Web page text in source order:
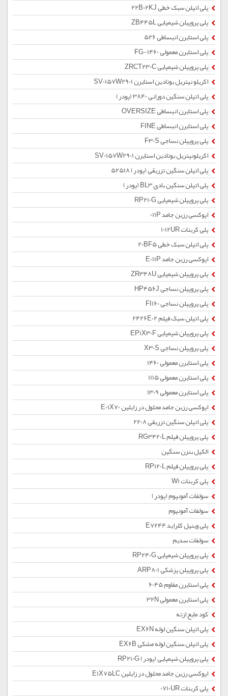
پلی اتیلن سبک خطی 22B02KJ
پلی پروپیلن شیمیایی ZB445L
پلی استایرن انبساطی 526
پلی استایرن معمولی 1460-FG
پلی پروپیلن شیمیایی ZRCT230C
اکریلو نیتریل بوتادین استایرن SV0157W2901
پلی اتیلن سنگین دورانی 3840 (پودر)
پلی استایرن انبساطی OVERSIZE
پلی استایرن انبساطی FINE
پلی پروپیلن نساجی F30S
اکریلونیتریل بوتادین استایرن SV0157W2901
پلی اتیلن سنگین تزریقی (پودر) 52518
پلی اتیلن سنگین بادی BL3 (پودر)
پلی پروپیلن شیمیایی RP210G
اپوکسی رزین جامد 011P
پلی کربنات 1012UR
پلی اتیلن سبک خطی 20BF5
اپوکسی رزین جامد E011P
پلی پروپیلن شیمیایی ZR348U
پلی پروپیلن نساجی HP456J
پلی پروپیلن نساجی FI160
پلی اتیلن سبک فیلم 2426E02
پلی پروپیلن شیمیایی EP1X30F
پلی پروپیلن نساجی X30S
پلی استایرن معمولی 1460
پلی استایرن معمولی 1115
پلی استایرن معمولی 1309
اپوکسی رزین جامد محلول در زایلین E01X70
پلی اتیلن سنگین تزریقی 2208
پلی پروپیلن فیلم RG3420L
الکیل بنزن سنگین
پلی پروپیلن فیلم RP120L
پلی کربنات W1
سولفات آمونیوم (پودر)
سولفات آمونیوم
پلی وینیل کلراید E7244
سولفات سدیم
پلی پروپیلن شیمیایی RP240G
پلی پروپیلن پزشکی ARP801
پلی استایرن مقاوم 6045
پلی استایرن معمولی 32N
کود مایع ازته
پلی اتیلن سنگین لوله EX6N
پلی اتیلن سنگین لوله مشکی EX6B
پلی پروپیلن شیمیایی (پودر) RP210G
اپوکسی رزین جامد محلول در زایلین E1X75LC
پلی کربنات 0710UR